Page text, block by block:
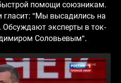
помощи союзникам.
гласит: "Мы высадились на
эксперты в ток-
Соловьевым".